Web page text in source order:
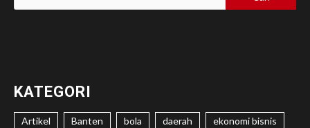
untuk:
KATEGORI
Artikel Banten bola daerah ekonomi bisnis